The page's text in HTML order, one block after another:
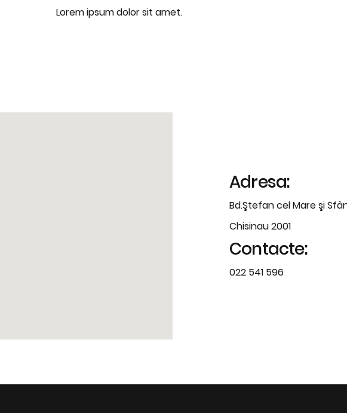
Lorem ipsum dolor sit amet.
Adresa:
Bd.Ştefan cel Mare şi
Chisinau 2001
Contacte:
022 541 596